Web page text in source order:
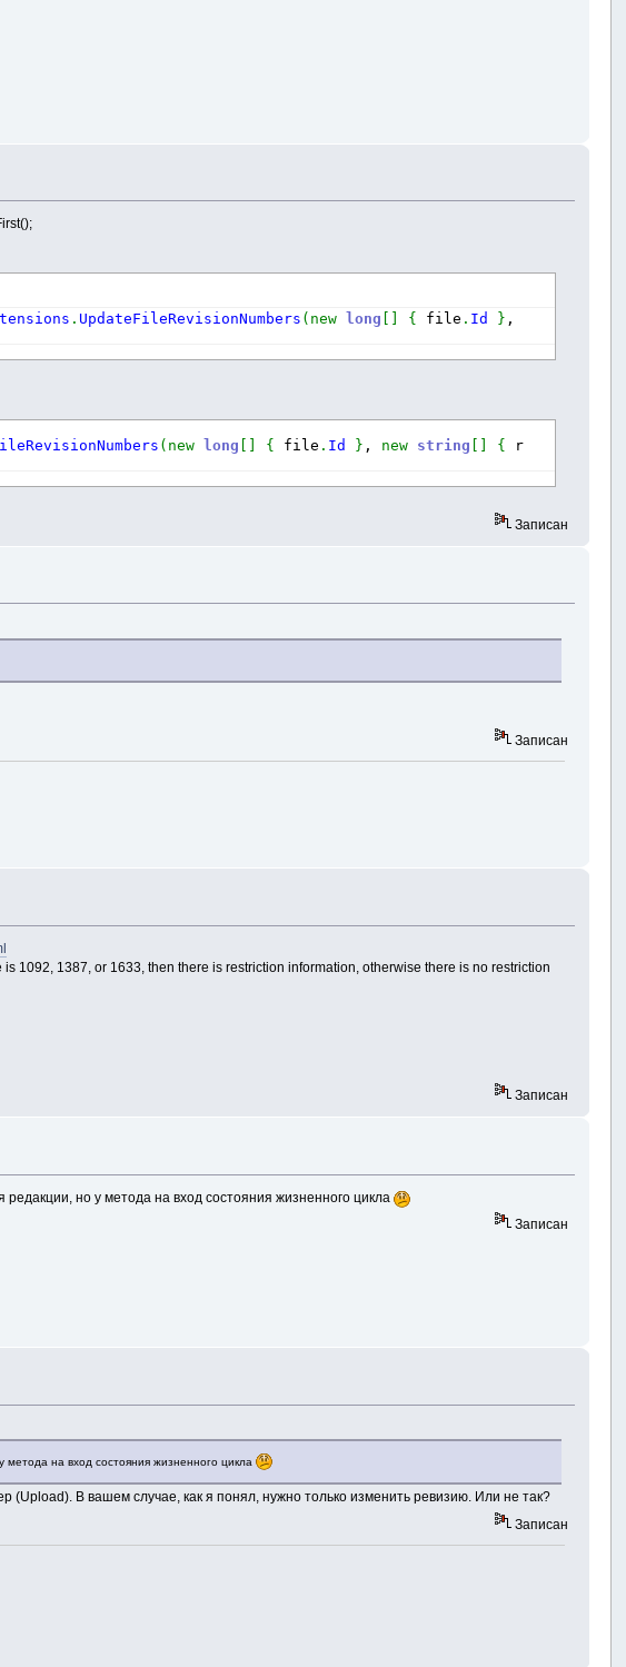
. UpdateFileRevisionNumbers ( new long { file . Id }
( new long { file . Id } , new string {
Записан
Записан
1092, 1387, or 1633, then there is restriction information, otherwise there is no restriction
Записан
но у метода на вход состояния жизненного цикла
Записан
метода на вход состояния жизненного цикла
(Upload). В вашем случае, как я понял, нужно только изменить ревизию. Или не так?
Записан